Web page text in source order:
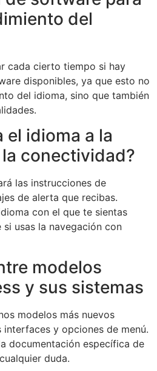
del
cada cierto tiempo si hay
disponibles, ya que esto no
del idioma, sino que también
el idioma a la
conectividad?
las instrucciones de
de alerta que recibas.
con el que te sientas
usas la navegación con
modelos
y sus sistemas
modelos más nuevos
y opciones de menú.
documentación específica de
duda.